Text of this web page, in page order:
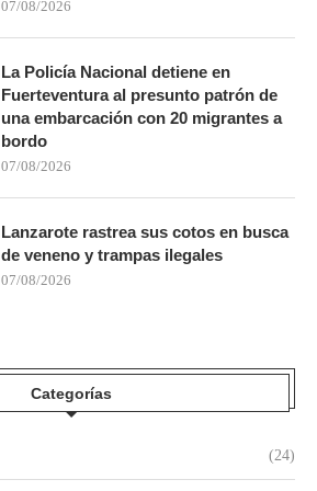
07/08/2026
La Policía Nacional detiene en
Fuerteventura al presunto patrón de
una embarcación con 20 migrantes a
bordo
07/08/2026
Lanzarote rastrea sus cotos en busca
de veneno y trampas ilegales
07/08/2026
Categorías
(24)